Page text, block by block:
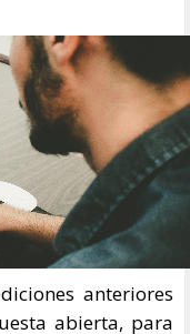
anteriores
abierta, para